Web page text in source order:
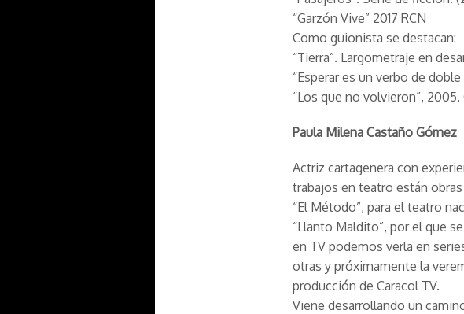
“Garzón Vive” 2017 RCN
Como guionista se destacan:
“Tierra”. Largometraje en
“Esperar es un verbo de
“Los que no volvieron”,
Paula Milena Castaño Gómez
Actriz cartagenera con
trabajos en teatro están
“El Método”, para el teatro
“Llanto Maldito”, por el que
en TV podemos verla en
otras y próximamente la
producción de Caracol TV.
Viene desarrollando un